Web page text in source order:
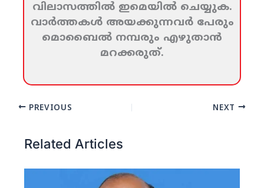
വിലാസത്തില്‍ ഇമെയില്‍ ചെയ്യുക.
വാര്‍ത്തകള്‍ അയക്കുന്നവര്‍ പേരും
മൊബൈല്‍ നമ്പരും എഴുതാന്‍
മറക്കരുത്‌.
PREVIOUS NEXT
Related Articles